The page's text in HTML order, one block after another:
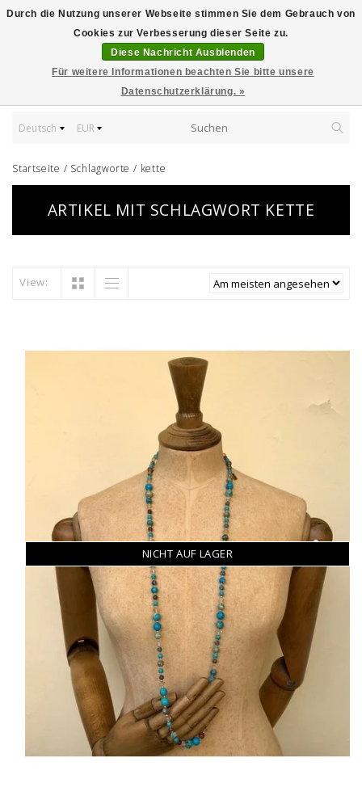
Deutsch EUR
Startseite / Schlagworte / kette
ARTIKEL MIT SCHLAGWORT KETTE
View:
NICHT AUF LAGER
Durch die Nutzung unserer Webseite stimmen Sie dem Gebrauch von
Cookies zur Verbesserung dieser Seite zu.
Diese Nachricht Ausblenden
Für weitere Informationen beachten Sie bitte unsere
Datenschutzerklärung. »